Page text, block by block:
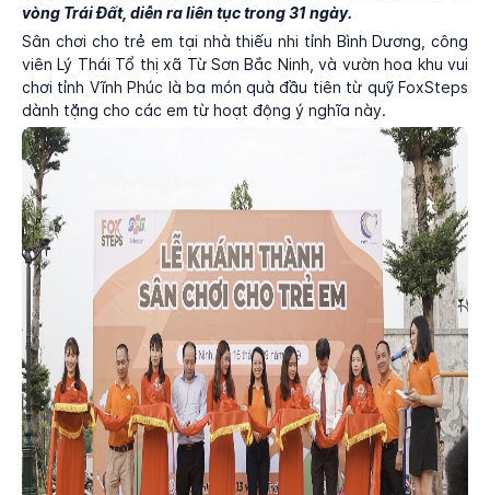
vòng Trái Đất, diễn ra liên tục trong 31 ngày.
Sân chơi cho trẻ em tại nhà thiếu nhi tỉnh Bình Dương, công
viên Lý Thái Tổ thị xã Từ Sơn Bắc Ninh, và vườn hoa khu vui
chơi tỉnh Vĩnh Phúc là ba món quà đầu tiên từ quỹ FoxSteps
dành tặng cho các em từ hoạt động ý nghĩa này.